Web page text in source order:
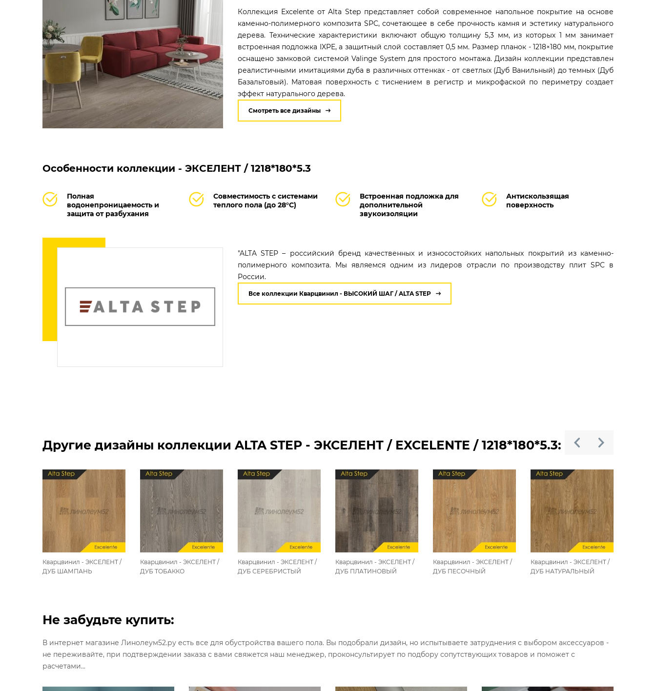
Коллекция Excelente от Alta Step представляет собой современное напольное покрытие на основе
каменно-полимерного композита SPC, сочетающее в себе прочность камня и эстетику натурального
дерева. Технические характеристики включают общую толщину 5,3 мм, из которых 1 мм занимает
встроенная подложка IXPE, а защитный слой составляет 0,5 мм. Размер планок - 1218×180 мм, покрытие
оснащено замковой системой Valinge System для простого монтажа. Дизайн коллекции представлен
реалистичными имитациями дуба в различных оттенках - от светлых (Дуб Ванильный) до темных (Дуб
Базальтовый). Матовая поверхность с тиснением в регистр и микрофаской по периметру создает
эффект натурального дерева.
Смотреть все дизайны
Особенности коллекции - ЭКСЕЛЕНТ / 1218*180*5.3
Полная
водонепроницаемость и
защита от разбухания
Совместимость с системами
теплого пола (до 28°C)
Встроенная подложка для
дополнительной
звукоизоляции
Антискользящая
поверхность
"ALTA STEP – российский бренд качественных и износостойких напольных покрытий из каменно-
полимерного композита. Мы являемся одним из лидеров отрасли по производству плит SPC в
России.
Все коллекции Кварцвинил - ВЫСОКИЙ ШАГ / ALTA STEP
Другие дизайны коллекции ALTA STEP - ЭКСЕЛЕНТ / EXCELENTE / 1218*180*5.3:
Кварцвинил - ЭКСЕЛЕНТ /
ДУБ ШАМПАНЬ
Кварцвинил - ЭКСЕЛЕНТ /
ДУБ ТОБАККО
Кварцвинил - ЭКСЕЛЕНТ /
ДУБ СЕРЕБРИСТЫЙ
Кварцвинил - ЭКСЕЛЕНТ /
ДУБ ПЛАТИНОВЫЙ
Кварцвинил - ЭКСЕЛЕНТ /
ДУБ ПЕСОЧНЫЙ
Кварцвинил - ЭКСЕЛЕНТ /
ДУБ НАТУРАЛЬНЫЙ
Не забудьте купить:
В интернет магазине Линолеум52.ру есть все для обустройства вашего пола. Вы подобрали дизайн, но испытываете затруднения с выбором аксессуаров -
не переживайте, при подтверждении заказа с вами свяжется наш менеджер, проконсультирует по подбору сопутствующих товаров и поможет с
расчетами...